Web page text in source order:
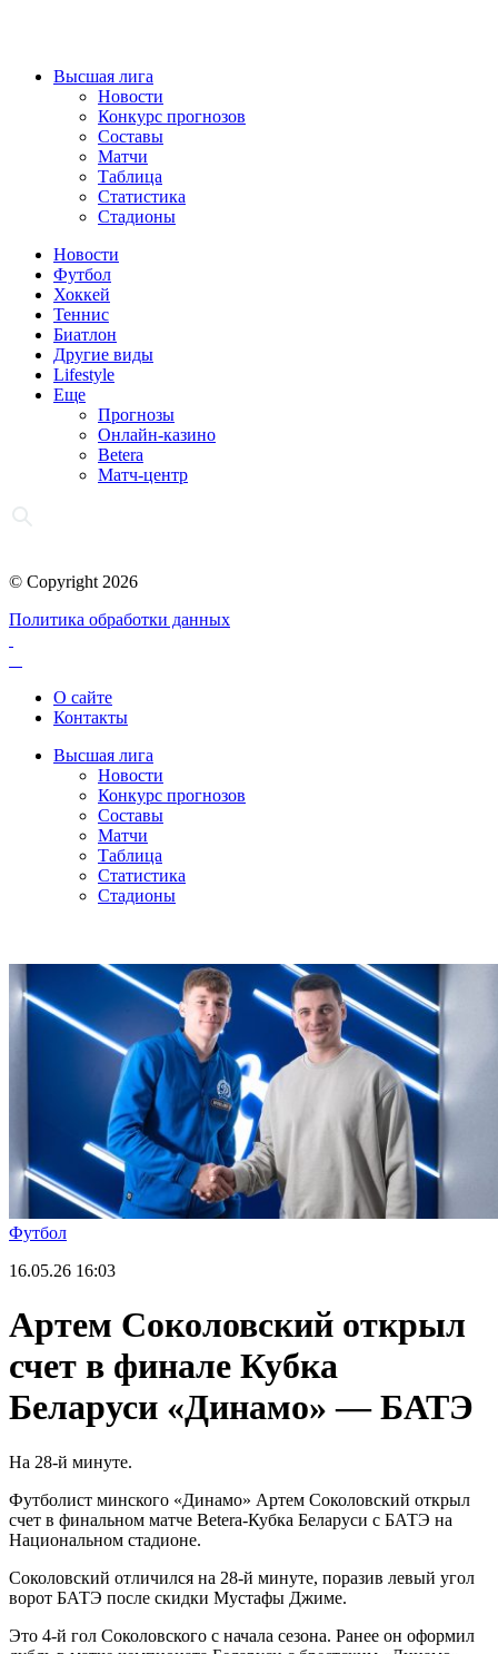
Высшая лига
Новости
Конкурс прогнозов
Составы
Матчи
Таблица
Статистика
Стадионы
Новости
Футбол
Хоккей
Теннис
Биатлон
Другие виды
Lifestyle
Еще
Прогнозы
Онлайн-казино
Betera
Матч-центр
© Copyright 2026
Политика обработки данных
О сайте
Контакты
Высшая лига
Новости
Конкурс прогнозов
Составы
Матчи
Таблица
Статистика
Стадионы
Футбол
16.05.26 16:03
Артем Соколовский открыл
счет в финале Кубка
Беларуси «Динамо» — БАТЭ
На 28-й минуте.
Футболист минского «Динамо» Артем Соколовский открыл
счет в финальном матче Betera-Кубка Беларуси с БАТЭ на
Национальном стадионе.
Соколовский отличился на 28-й минуте, поразив левый угол
ворот БАТЭ после скидки Мустафы Джиме.
Это 4-й гол Соколовского с начала сезона. Ранее он оформил